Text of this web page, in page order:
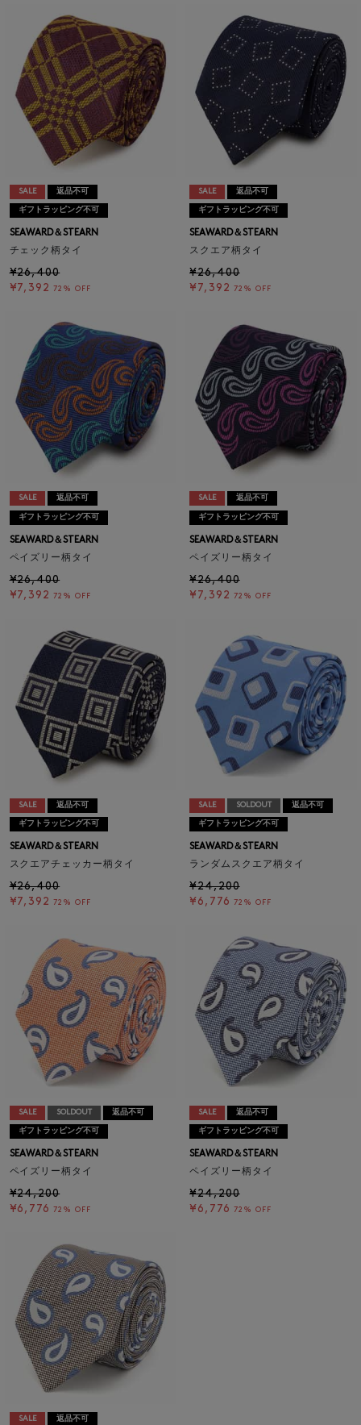
SALE 返品不可
ギフトラッピング不可
SEAWARD＆STEARN
チェック柄タイ
¥26,400
¥7,392 72% OFF
SALE 返品不可
ギフトラッピング不可
SEAWARD＆STEARN
スクエア柄タイ
¥26,400
¥7,392 72% OFF
SALE 返品不可
ギフトラッピング不可
SEAWARD＆STEARN
ペイズリー柄タイ
¥26,400
¥7,392 72% OFF
SALE 返品不可
ギフトラッピング不可
SEAWARD＆STEARN
ペイズリー柄タイ
¥26,400
¥7,392 72% OFF
SALE 返品不可
ギフトラッピング不可
SEAWARD＆STEARN
スクエアチェッカー柄タイ
¥26,400
¥7,392 72% OFF
SALE SOLDOUT 返品不可
ギフトラッピング不可
SEAWARD＆STEARN
ランダムスクエア柄タイ
¥24,200
¥6,776 72% OFF
SALE SOLDOUT 返品不可
ギフトラッピング不可
SEAWARD＆STEARN
ペイズリー柄タイ
¥24,200
¥6,776 72% OFF
SALE 返品不可
ギフトラッピング不可
SEAWARD＆STEARN
ペイズリー柄タイ
¥24,200
¥6,776 72% OFF
SALE 返品不可